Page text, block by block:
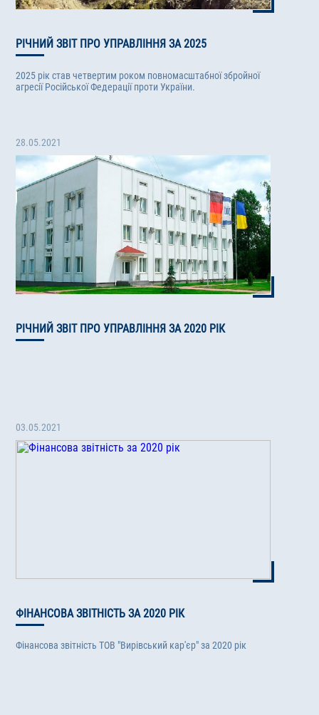
РІЧНИЙ ЗВІТ ПРО УПРАВЛІННЯ ЗА 2025
2025 рік став четвертим роком повномасштабної збройної
агресії Російської Федерації проти України.
28.05.2021
РІЧНИЙ ЗВІТ ПРО УПРАВЛІННЯ ЗА 2020 РІК
03.05.2021
ФІНАНСОВА ЗВІТНІСТЬ ЗА 2020 РІК
Фінансова звітність ТОВ "Вирівський кар'єр" за 2020 рік